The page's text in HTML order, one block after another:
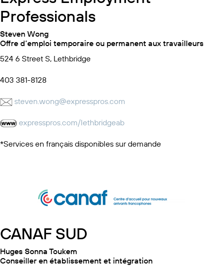
Professionals
Steven Wong
Offre d’emploi temporaire ou permanent aux travailleurs
524 6 Street S, Lethbridge
403 381-8128
steven.wong@expresspros.com
expresspros.com/lethbridgeab
*Services en français disponibles sur demande
CANAF SUD
Huges Sonna Toukem
Conseiller en établissement et intégration